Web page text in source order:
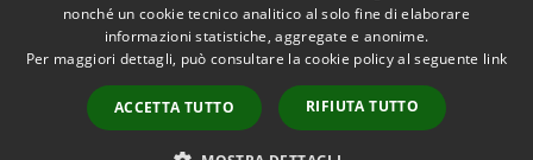
Accessibilità
Privacy
Mappa del sito
Copyright © 2023 •
Comune di San Mauro La
Bruca • Powered by
Municipium• Redazione
nonché un cookie tecnico analitico al solo fine di elaborare
informazioni statistiche, aggregate e anonime.
Per maggiori dettagli, può consultare la cookie policy al seguente link
ACCETTA TUTTO RIFIUTA TUTTO